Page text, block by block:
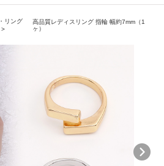
・リング
高品質レディスリング 指輪 幅約7mm（1
ヶ）